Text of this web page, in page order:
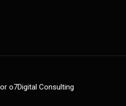
o7Digital Consulting